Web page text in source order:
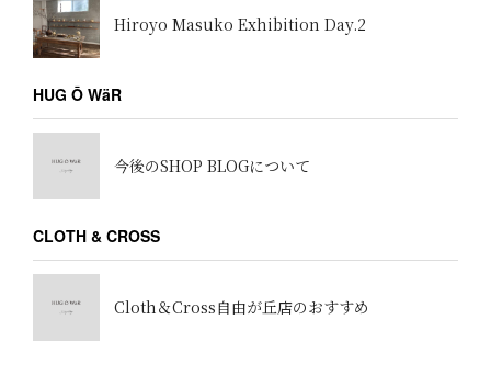
Hiroyo Masuko Exhibition Day.2
HUG Ō WäR
今後のSHOP BLOGについて
CLOTH & CROSS
Cloth＆Cross自由が丘店のおすすめ